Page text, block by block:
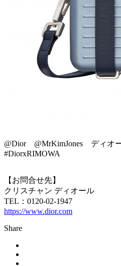
@Dior @MrKimJones ディオー
#DiorxRIMOWA
【お問合せ先】
クリスチャン ディオール
TEL：0120-02-1947
https://www.dior.com
Share